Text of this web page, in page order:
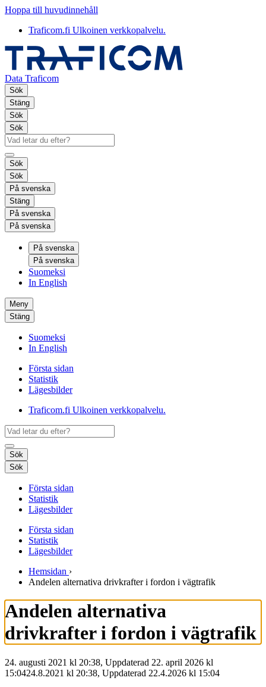
Hoppa till huvudinnehåll
Traficom.fi Ulkoinen verkkopalvelu.
Data Traficom
Sök
Stäng
Sök
Sök
Sök
Sök
På svenska
Stäng
På svenska
På svenska
På svenska
På svenska
Suomeksi
In English
Meny
Stäng
Suomeksi
In English
Första sidan
Statistik
Lägesbilder
Traficom.fi Ulkoinen verkkopalvelu.
Sök
Sök
Första sidan
Statistik
Lägesbilder
Första sidan
Statistik
Lägesbilder
Hemsidan ›
Andelen alternativa drivkrafter i fordon i vägtrafik
Andelen alternativa
drivkrafter i fordon i vägtrafik
24. augusti 2021 kl 20:38, Uppdaterad 22. april 2026 kl
15:0424.8.2021 kl 20:38, Uppdaterad 22.4.2026 kl 15:04